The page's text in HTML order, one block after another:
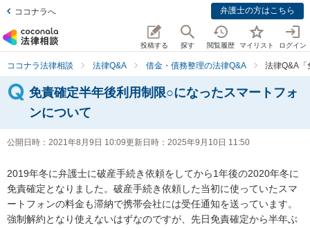
ココナラへ 弁護士の方はこちら
投稿する 探す 閲覧履歴 マイリスト ログイン
ココナラ法律相談 法律Q&A 借金・債務整理の法律Q&A 法律Q&A
免責確定半年後利用制限○になったスマートフォ
ンについて
公開日時： 2021年8月9日 10:09更新日時： 2025年9月10日 11:50
2019年冬に弁護士に破産手続き依頼をしてから1年後の2020年冬に
免責確定となりました。破産手続き依頼した当初に使っていたスマ
ートフォンの料金も滞納で携帯会社には受任通知を送っています。
強制解約となり使えないはずなのですが、先日免責確定から半年ぶ